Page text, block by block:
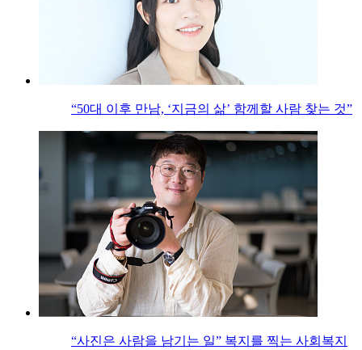
“50대 이후 만남, ‘지금의 삶’ 함께할 사람 찾는 것”
“사진은 사람을 남기는 일” 복지를 찍는 사회복지